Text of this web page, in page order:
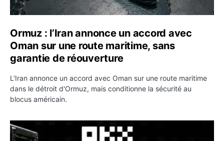
Ormuz : l’Iran annonce un accord avec
Oman sur une route maritime, sans
garantie de réouverture
L'Iran annonce un accord avec Oman sur une route maritime
dans le détroit d'Ormuz, mais conditionne la sécurité au
blocus américain.
OKX relance une campagne Deposit Bonus : jusqu’à 5